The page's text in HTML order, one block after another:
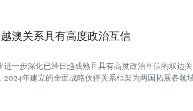
澳关系具有高度政治互信
进一步深化已经日趋成熟且具有高度政治互信的双边
2024年建立的全面战略伙伴关系框架为两国拓展各领